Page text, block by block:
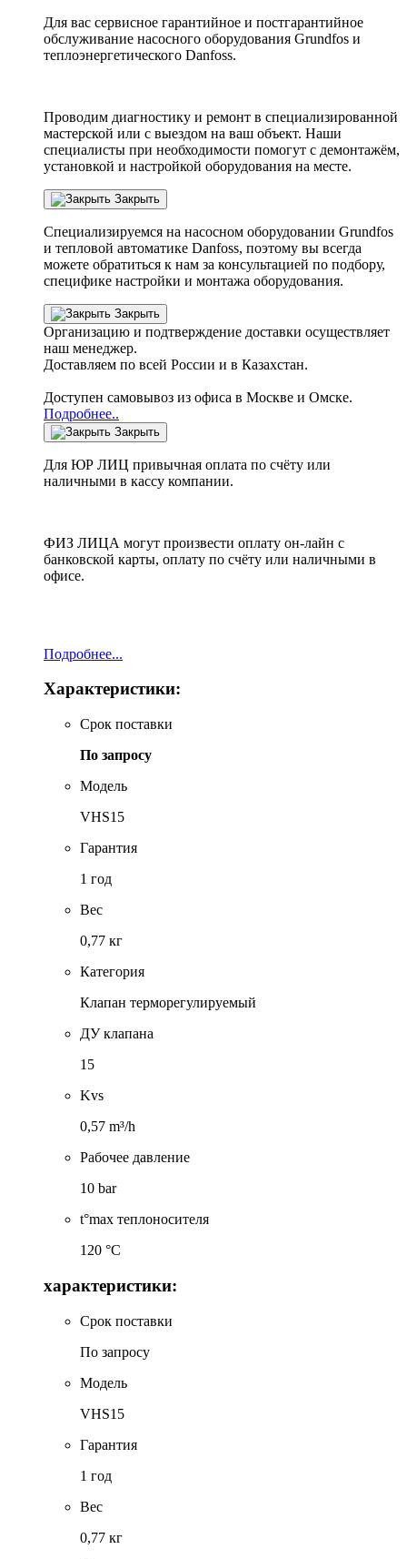
Для вас сервисное гарантийное и постгарантийное
обслуживание насосного оборудования Grundfos и
теплоэнергетического Danfoss.
Проводим диагностику и ремонт в специализированной
мастерской или с выездом на ваш объект. Наши
специалисты при необходимости помогут с демонтажём,
установкой и настройкой оборудования на месте.
Закрыть
Специализируемся на насосном оборудовании Grundfos
и тепловой автоматике Danfoss, поэтому вы всегда
можете обратиться к нам за консультацией по подбору,
специфике настройки и монтажа оборудования.
Закрыть
Организацию и подтверждение доставки осуществляет
наш менеджер.
Доставляем по всей России и в Казахстан.
Доступен самовывоз из офиса в Москве и Омске.
Подробнее..
Закрыть
Для ЮР ЛИЦ привычная оплата по счёту или
наличными в кассу компании.
ФИЗ ЛИЦА могут произвести оплату он-лайн с
банковской карты, оплату по счёту или наличными в
офисе.
Подробнее...
Характеристики:
Срок поставки
По запросу
Модель
VHS15
Гарантия
1 год
Вес
0,77 кг
Категория
Клапан терморегулируемый
ДУ клапана
15
Kvs
0,57 m³/h
Рабочее давление
10 bar
t°max теплоносителя
120 °C
характеристики:
Срок поставки
По запросу
Модель
VHS15
Гарантия
1 год
Вес
0,77 кг